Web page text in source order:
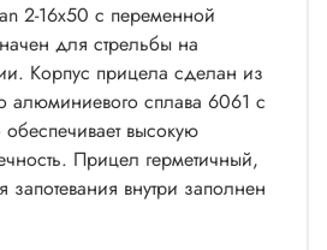
2-16x50 с переменной
для стрельбы на
Корпус прицела сделан из
алюминиевого сплава 6061 с
высокую
Прицел герметичный,
внутри заполнен